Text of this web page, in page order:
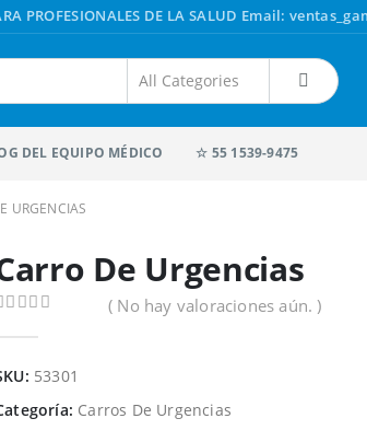
PROFESIONALES DE LA SALUD Email:
DEL EQUIPO MÉDICO ☆ 55 1539-9475
URGENCIAS
De Urgencias
( No hay valoraciones aún. )
53301
Carros De Urgencias